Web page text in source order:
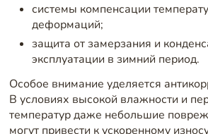
системы компенсации
деформаций;
защита от замерзания и
эксплуатации в зимний период.
Особое внимание уделяется
В условиях высокой влажности и
температур даже небольшие
могут привести к ускоренному